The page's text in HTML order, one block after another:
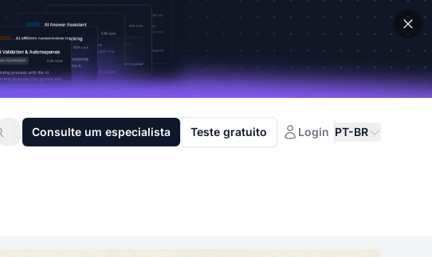
Consulte um especialista Teste gratuito Login PT-BR